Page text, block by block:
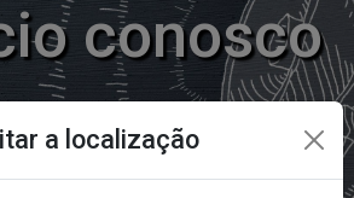
a localização
conosco
Inscreva-se